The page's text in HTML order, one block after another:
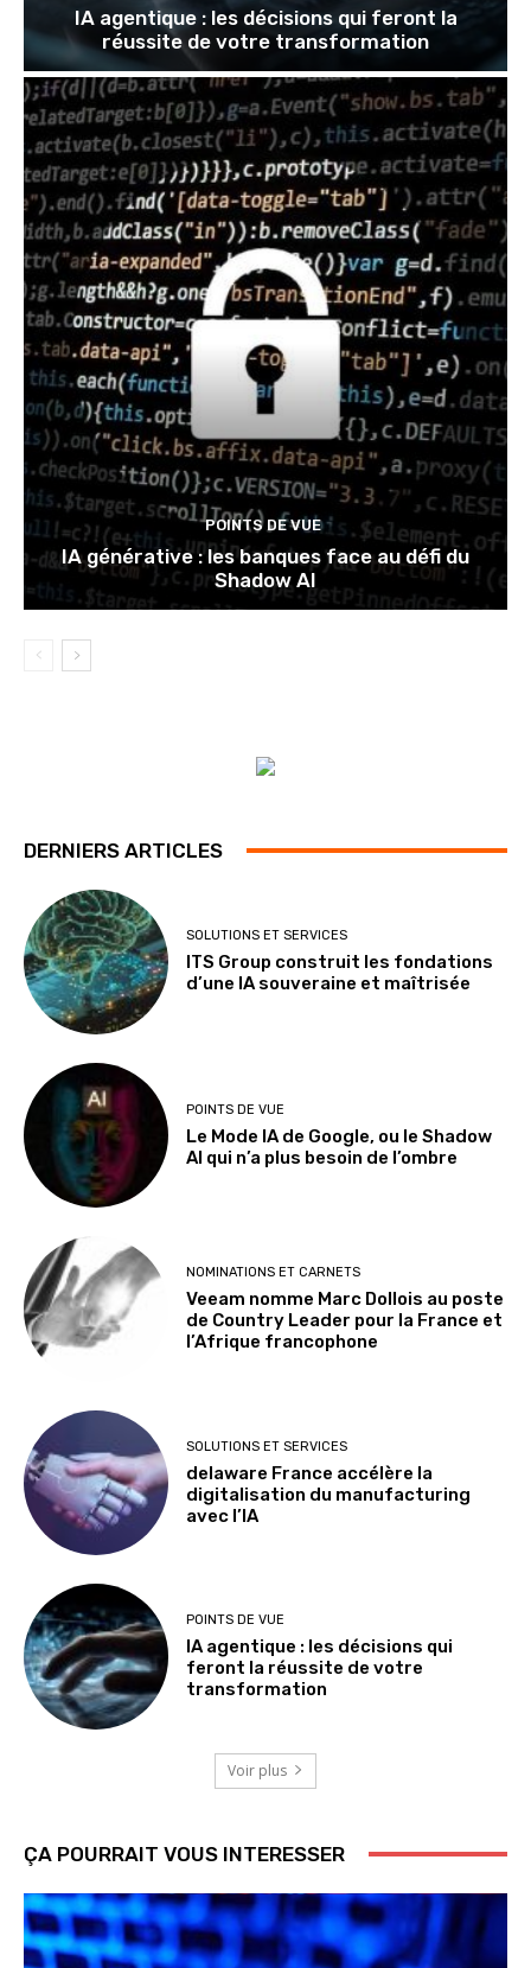
IA agentique : les décisions qui feront la
réussite de votre transformation
POINTS DE VUE
IA générative : les banques face au défi du
Shadow AI
DERNIERS ARTICLES
SOLUTIONS ET SERVICES
ITS Group construit les fondations
d’une IA souveraine et maîtrisée
POINTS DE VUE
Le Mode IA de Google, ou le Shadow
AI qui n’a plus besoin de l’ombre
NOMINATIONS ET CARNETS
Veeam nomme Marc Dollois au poste
de Country Leader pour la France et
l’Afrique francophone
SOLUTIONS ET SERVICES
delaware France accélère la
digitalisation du manufacturing
avec l’IA
POINTS DE VUE
IA agentique : les décisions qui
feront la réussite de votre
transformation
Voir plus
ÇA POURRAIT VOUS INTERESSER